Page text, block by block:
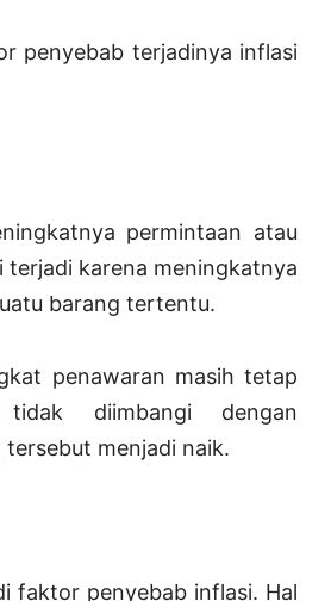
penyebab terjadinya inflasi
permintaan atau
terjadi karena meningkatnya
barang tertentu.
penawaran masih tetap
diimbangi dengan
menjadi naik.
faktor penyebab inflasi. Hal